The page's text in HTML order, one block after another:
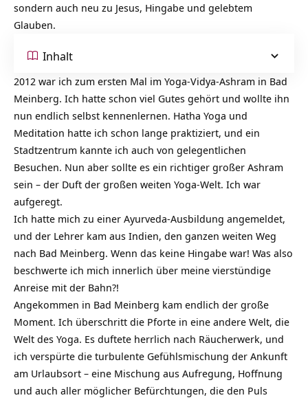
sondern auch neu zu Jesus, Hingabe und gelebtem
Glauben.
Inhalt
2012 war ich zum ersten Mal im Yoga-Vidya-Ashram in Bad
Meinberg. Ich hatte schon viel Gutes gehört und wollte ihn
nun endlich selbst kennenlernen. Hatha Yoga und
Meditation hatte ich schon lange praktiziert, und ein
Stadtzentrum kannte ich auch von gelegentlichen
Besuchen. Nun aber sollte es ein richtiger großer Ashram
sein – der Duft der großen weiten Yoga-Welt. Ich war
aufgeregt.
Ich hatte mich zu einer Ayurveda-Ausbildung angemeldet,
und der Lehrer kam aus Indien, den ganzen weiten Weg
nach Bad Meinberg. Wenn das keine Hingabe war! Was also
beschwerte ich mich innerlich über meine vierstündige
Anreise mit der Bahn?!
Angekommen in Bad Meinberg kam endlich der große
Moment. Ich überschritt die Pforte in eine andere Welt, die
Welt des Yoga. Es duftete herrlich nach Räucherwerk, und
ich verspürte die turbulente Gefühlsmischung der Ankunft
am Urlaubsort – eine Mischung aus Aufregung, Hoffnung
und auch aller möglicher Befürchtungen, die den Puls